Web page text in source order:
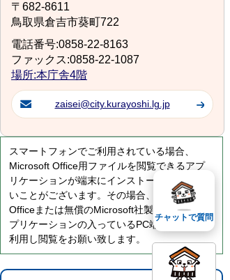
〒682-8611
鳥取県倉吉市葵町722
電話番号:0858-22-8163
ファックス:0858-22-1087
場所:本庁舎4階
zaisei@city.kurayoshi.lg.jp
スマートフォンでご利用されている場合、
Microsoft Office用ファイルを閲覧できるアプ
リケーションが端末にインストールされていな
いことがございます。その場合、Microsoft
Officeまたは無償のMicrosoft社製ビューアーア
プリケーションの入っているPC端末などをご
利用し閲覧をお願い致します。
チャットで質問